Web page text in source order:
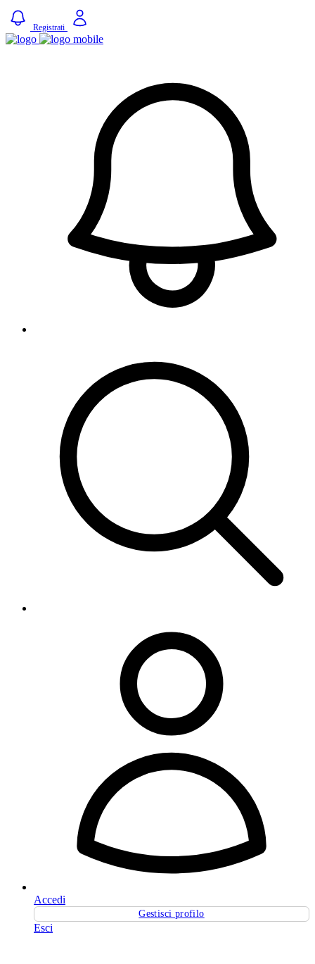
Registrati
Accedi
Gestisci profilo
Esci